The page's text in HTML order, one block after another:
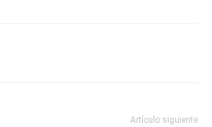
Artículo siguiente